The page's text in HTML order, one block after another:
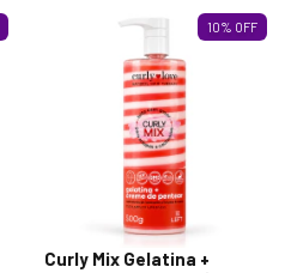
10% OFF
Curly Mix Gelatina +